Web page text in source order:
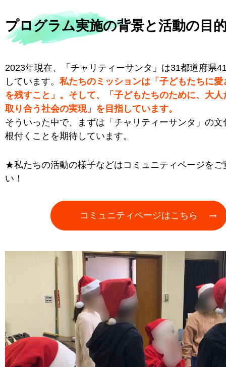
プログラム実施の背景と活動の目
2023年現在、「チャリティーサンタ」は31都道府県
しています。 私たちのミッションは「子どもたちに愛
を残すこと」。そして、「子どもたちのために、大人
取り合う社会の実現」を目指しています。
そういった中で、まずは「チャリティーサンタ」の文
根付くことを期待しています。
★私たちの活動の様子などはコミュニティページをご
い！
コミュニティページはこちら